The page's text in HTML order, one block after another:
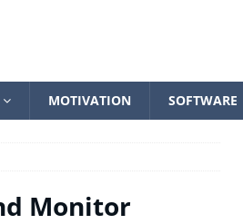
MOTIVATION SOFTWARE
Monitor